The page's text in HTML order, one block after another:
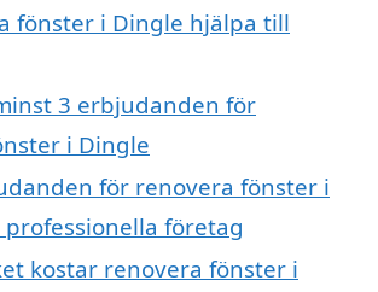
fönster i Dingle hjälpa till
3 erbjudanden för
i Dingle
för renovera fönster i
företag
kostar renovera fönster i